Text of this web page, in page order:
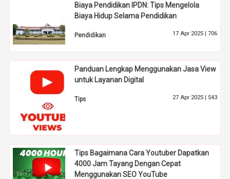
Biaya Pendidikan IPDN: Tips Mengelola
Biaya Hidup Selama Pendidikan
Pendidikan 17 Apr 2025 | 706
Panduan Lengkap Menggunakan Jasa View
untuk Layanan Digital
Tips 27 Apr 2025 | 543
Tips Bagaimana Cara Youtuber Dapatkan
4000 Jam Tayang Dengan Cepat
Menggunakan SEO YouTube